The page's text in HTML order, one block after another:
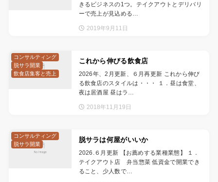
きるビジネスの1つ。テイクアウトとデリバリ
ーで売上が見込める…
2019年9月11日
これから伸びる飲食店
2026年、2月更新、６月再更新 これから伸び
る飲食店のスタイルは・・・ １．昼は食堂、
夜は居酒屋 昼はラ…
2018年11月19日
コンサルティング
脱サラ開業
飲食店集客と売上
脱サラは何屋がいいか
2026.６月更新 【お薦めする業種業態】 １．
テイクアウト店 弁当惣菜 低資金で開業でき
ること、少人数で…
コンサルティング
脱サラ開業